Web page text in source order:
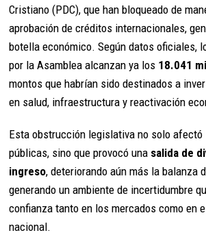
Cristiano (PDC), que han bloqueado de
aprobación de créditos internacionales,
botella económico. Según datos oficiales,
por la Asamblea alcanzan ya los 18.041
montos que habrían sido destinados a
en salud, infraestructura y reactivación
Esta obstrucción legislativa no solo afectó
públicas, sino que provocó una salida de
ingreso, deteriorando aún más la balanza
generando un ambiente de incertidumbre
confianza tanto en los mercados como en
nacional.